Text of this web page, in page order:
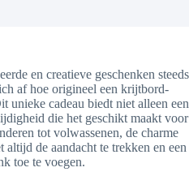
en creatieve geschenken steeds
af hoe origineel een krijtbord-
unieke cadeau biedt niet alleen een
die het geschikt maakt voor
tot volwassenen, de charme
de aandacht te trekken en een
toe te voegen.